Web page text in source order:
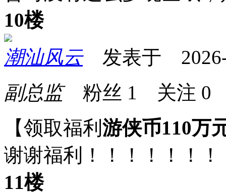
10楼
潮汕风云发表于 2026-
副总监粉丝 1 关注 0
【领取福利 游侠币110万
谢谢福利！！！！！！！
11楼